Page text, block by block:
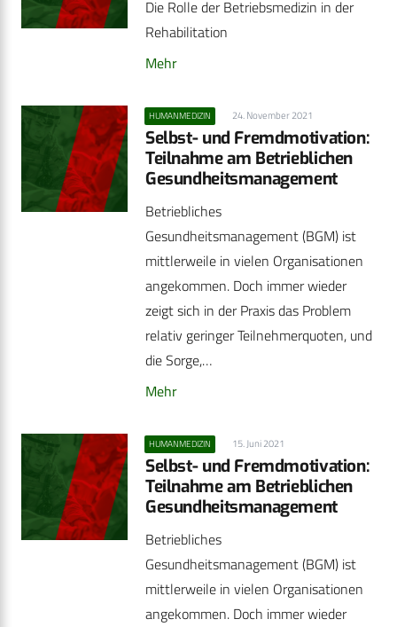
Die Rolle der Betriebsmedizin in der
Rehabilitation
Mehr
HUMANMEDIZIN 24. November 2021
Selbst- und Fremdmotivation:
Teilnahme am Betrieblichen
Gesundheitsmanagement
Betriebliches
Gesundheitsmanagement (BGM) ist
mittlerweile in vielen Organisationen
angekommen. Doch immer wieder
zeigt sich in der Praxis das Problem
relativ geringer Teilnehmerquoten, und
die Sorge,…
Mehr
HUMANMEDIZIN 15. Juni 2021
Selbst- und Fremdmotivation:
Teilnahme am Betrieblichen
Gesundheitsmanagement
Betriebliches
Gesundheitsmanagement (BGM) ist
mittlerweile in vielen Organisationen
angekommen. Doch immer wieder